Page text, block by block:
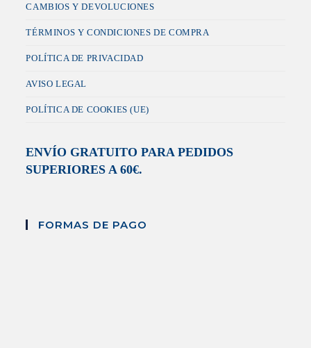
CAMBIOS Y DEVOLUCIONES
TÉRMINOS Y CONDICIONES DE COMPRA
POLÍTICA DE PRIVACIDAD
AVISO LEGAL
POLÍTICA DE COOKIES (UE)
ENVÍO GRATUITO PARA PEDIDOS
SUPERIORES A 60€.
FORMAS DE PAGO